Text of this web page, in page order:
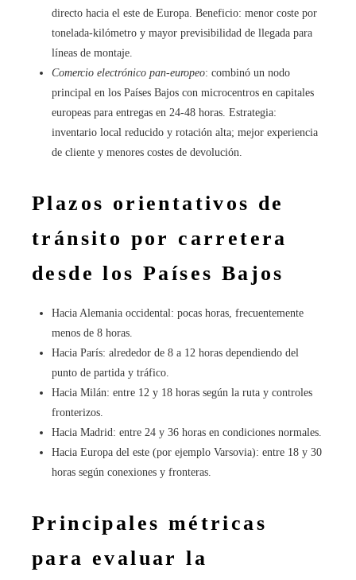
directo hacia el este de Europa. Beneficio: menor coste por
tonelada-kilómetro y mayor previsibilidad de llegada para
líneas de montaje.
Comercio electrónico pan-europeo: combinó un nodo
principal en los Países Bajos con microcentros en capitales
europeas para entregas en 24-48 horas. Estrategia:
inventario local reducido y rotación alta; mejor experiencia
de cliente y menores costes de devolución.
Plazos orientativos de
tránsito por carretera
desde los Países Bajos
Hacia Alemania occidental: pocas horas, frecuentemente
menos de 8 horas.
Hacia París: alrededor de 8 a 12 horas dependiendo del
punto de partida y tráfico.
Hacia Milán: entre 12 y 18 horas según la ruta y controles
fronterizos.
Hacia Madrid: entre 24 y 36 horas en condiciones normales.
Hacia Europa del este (por ejemplo Varsovia): entre 18 y 30
horas según conexiones y fronteras.
Principales métricas
para evaluar la